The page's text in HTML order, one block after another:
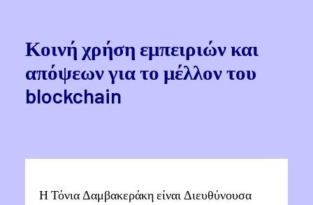
Κοινή χρήση εμπειριών και
απόψεων για το μέλλον του
blockchain
Η Τόνια Δαμβακεράκη είναι Διευθύνουσα